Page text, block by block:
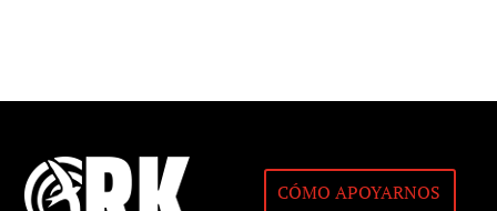
CÓMO APOYARNOS